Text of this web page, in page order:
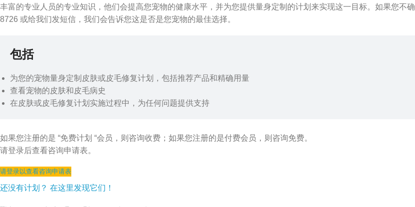
丰富的专业人员的专业知识，他们会提高您宠物的健康水平，并为您提供量身定制的计划来实现这一目标。如果您不
8726 或给我们发短信，我们会告诉您这是否是您宠物的最佳选择。
包括
为您的宠物量身定制皮肤或皮毛修复计划，包括推荐产品和精确用量
查看宠物的皮肤和皮毛病史
在皮肤或皮毛修复计划实施过程中，为任何问题提供支持
如果您注册的是 “免费计划 “会员，则咨询收费；如果您注册的是付费会员，则咨询免费。
请登录后查看咨询申请表。
请登录以查看咨询申请表
还没有计划？ 在这里发现它们！